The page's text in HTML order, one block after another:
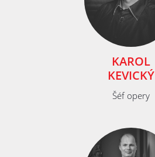
KAROL
KEVICKÝ
Šéf opery